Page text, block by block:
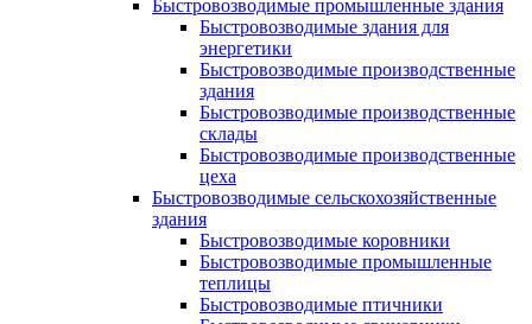
Быстровозводимые промышленные здания
Быстровозводимые здания для
энергетики
Быстровозводимые производственные
здания
Быстровозводимые производственные
склады
Быстровозводимые производственные
цеха
Быстровозводимые сельскохозяйственные
здания
Быстровозводимые коровники
Быстровозводимые промышленные
теплицы
Быстровозводимые птичники